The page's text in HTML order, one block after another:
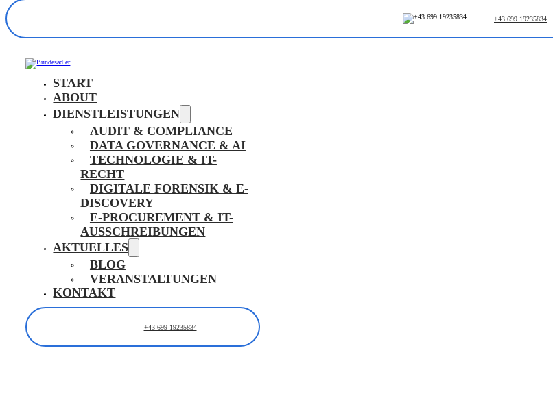
+43 699 19235834
START
ABOUT
DIENSTLEISTUNGEN
AUDIT & COMPLIANCE
DATA GOVERNANCE & AI
TECHNOLOGIE & IT-
RECHT
DIGITALE FORENSIK & E-
DISCOVERY
E-PROCUREMENT & IT-
AUSSCHREIBUNGEN
AKTUELLES
BLOG
VERANSTALTUNGEN
KONTAKT
+43 699 19235834